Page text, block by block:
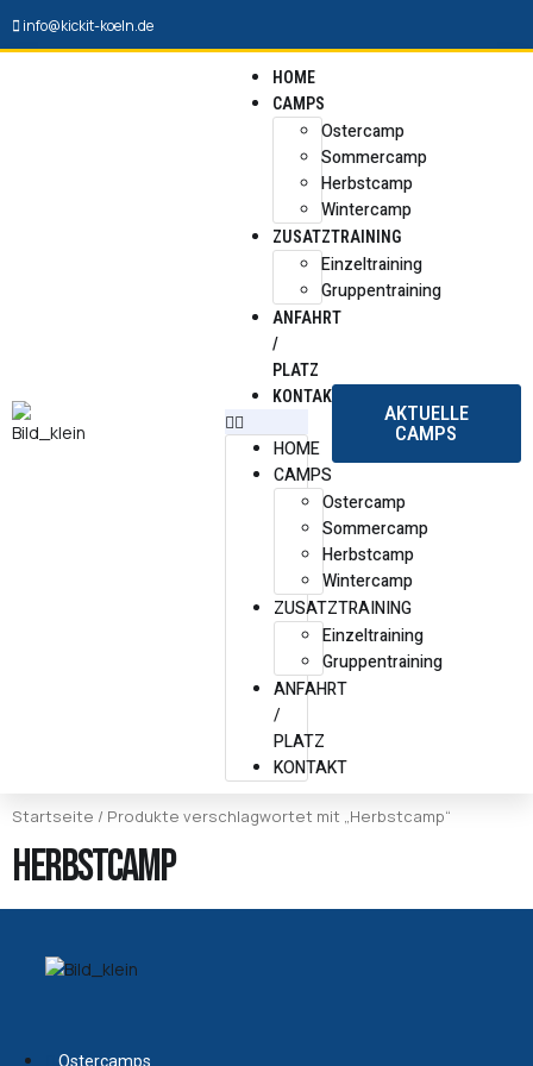
info@kickit-koeln.de
HOME
CAMPS
Ostercamp
Sommercamp
Herbstcamp
Wintercamp
ZUSATZTRAINING
Einzeltraining
Gruppentraining
ANFAHRT
/
PLATZ
KONTAKT
HOME
CAMPS
Ostercamp
Sommercamp
Herbstcamp
Wintercamp
ZUSATZTRAINING
Einzeltraining
Gruppentraining
ANFAHRT
/
PLATZ
KONTAKT
AKTUELLE
CAMPS
Startseite / Produkte verschlagwortet mit „Herbstcamp“
Herbstcamp
Ostercamps